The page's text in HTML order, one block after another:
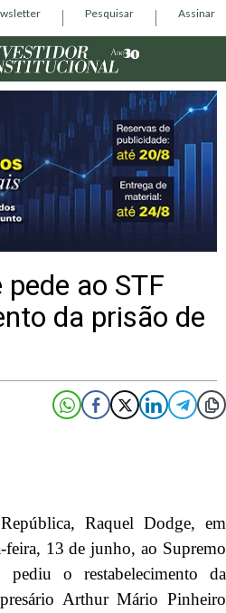
Pesquisar Assinar
pede ao STF
da prisão de
Raquel Dodge, em
feira, 13 de junho, ao Supremo
o restabelecimento da
Arthur Mário Pinheiro